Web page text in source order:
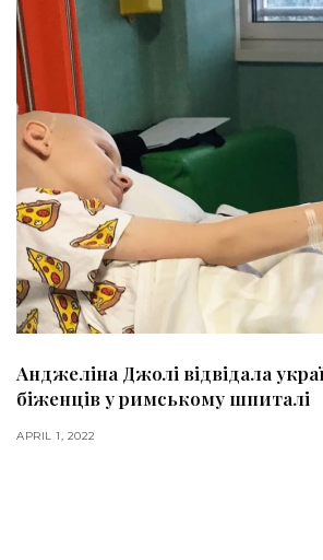
Анджеліна Джолі відвідала
біженців у римському шпиталі
APRIL 1, 2022